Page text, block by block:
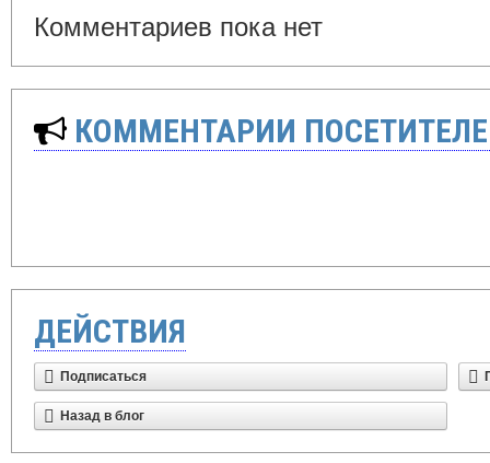
Комментариев пока нет
КОММЕНТАРИИ
ДЕЙСТВИЯ
Подписаться
Назад в блог